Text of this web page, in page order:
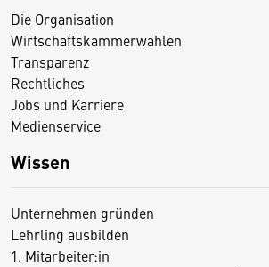
Die Organisation
Wirtschaftskammerwahlen
Transparenz
Rechtliches
Jobs und Karriere
Medienservice
Wissen
Unternehmen gründen
Lehrling ausbilden
1. Mitarbeiter:in